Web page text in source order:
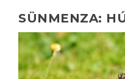
SÜNMENZA: